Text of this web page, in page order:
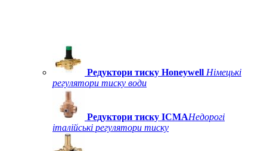
Редуктори тиску Honeywell Німецькі
регулятори тиску води
Редуктори тиску ICMAНедорогі
італійські регулятори тиску